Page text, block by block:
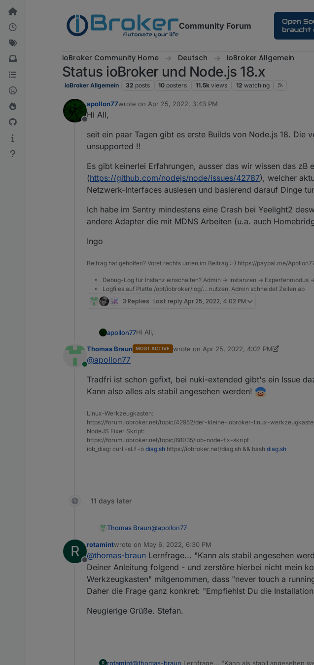
Skip to content
Community Forum
ioBroker Community Home Deutsch ioBroker Allgemein
Status ioBroker und Node.js 18.x
ioBroker Allgemein 32 posts 10 posters 11.5k views 12 watching
Offline
apollon77wrote on Apr 25, 2022, 3:43 PM
last edited by
Hi All,
seit ein paar Tagen gibt es erste Builds von Node.js 18. Die
unsupported !!
Es gibt keinerlei Erfahrungen, ausser das wir wissen das zB
(https://github.com/nodejs/node/issues/42787), welcher
Netzwerk-Interfaces auslesen und basierend darauf Dinge
Ich habe im Sentry mindestens eine Crash bei Yeelight2
andere Adapter die mit MDNS Arbeiten (u.a. auch
Ingo
Beitrag hat geholfen? Votet rechts unten im Beitrag :-) https://paypal.me/
Debug-Log für Instanz einschalten? Admin -> Instanzen -> Expertenmodus
Logfiles auf Platte /opt/iobroker/log/… nutzen, Admin schneidet Zeilen ab
3 Replies Last replyApr 25, 2022, 4:02 PM
apollon77Hi All,
seit ein paar Tagen gibt es erste Builds von Node.js 18.
(https://github.com/nodejs/node/issues/42787 ), welcher
Netzwerk-Interfaces auslesen und basierend darauf Dinge
Ich habe im Sentry mindestens eine Crash bei Yeelight2
andere Adapter die mit MDNS Arbeiten (u.a. auch
Online
Thomas Braun MOST ACTIVE wrote on Apr 25, 2022, 4:02 PM
last edited by Thomas Braun Apr 25, 2022,
@apollon77
Tradfri ist schon gefixt, bei nuki-extended gibt's ein Issue
Kann also alles als stabil angesehen werden!
Linux-Werkzeugkasten:
https://forum.iobroker.net/topic/42952/der-kleine-iobroker-linux-
NodeJS Fixer Skript:
https://forum.iobroker.net/topic/68035/iob-node-fix-skript
iob_diag: curl -sLf -o diag.sh https://iobroker.net/diag.sh && bash diag.sh
11 days later
Thomas Braun@apollon77
Tradfri ist schon gefixt, bei nuki-extended gibt's ein
Kann also alles als stabil angesehen werden!
R
Offline
rotamintwrote on May 6, 2022, 6:30 PM
last edited by
@thomas-braun Lernfrage... "Kann als stabil angesehen
Deiner Anleitung folgend - und zerstöre hierbei nicht mein
Werkzeugkasten" mitgenommen, dass "never touch a
Daher die Frage ganz konkret: "Empfiehlst Du die
Neugierige Grüße. Stefan.
R rotamint@thomas-braun Lernfrage... "Kann als stabil angesehen